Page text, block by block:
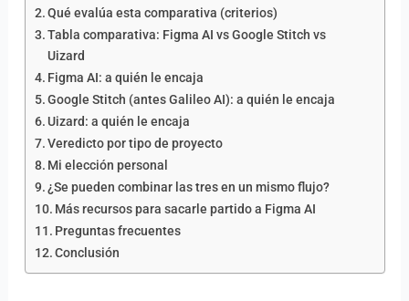
Qué evalúa esta comparativa (criterios)
Tabla comparativa: Figma AI vs Google Stitch vs
Uizard
Figma AI: a quién le encaja
Google Stitch (antes Galileo AI): a quién le encaja
Uizard: a quién le encaja
Veredicto por tipo de proyecto
Mi elección personal
¿Se pueden combinar las tres en un mismo flujo?
Más recursos para sacarle partido a Figma AI
Preguntas frecuentes
Conclusión